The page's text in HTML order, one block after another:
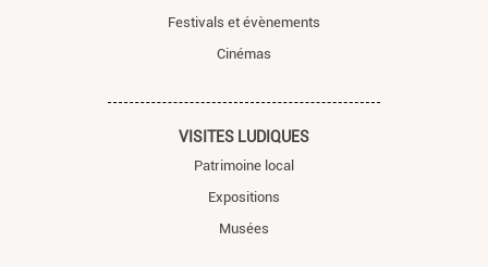
Festivals et évènements
Cinémas
VISITES LUDIQUES
Patrimoine local
Expositions
Musées